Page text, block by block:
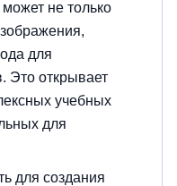
не только
для
Это открывает
учебных
для
для создания